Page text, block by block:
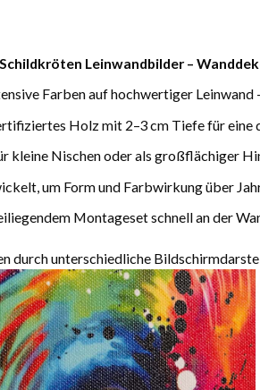
Leinwandbilder –
Farben auf hochwertiger Leinwand
Holz mit 2–3 cm Tiefe für eine
kleine Nischen oder als großflächiger
um Form und Farbwirkung über
Montageset schnell an der
durch unterschiedliche